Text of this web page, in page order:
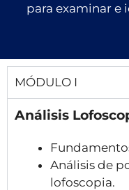
para examinar e
MÓDULO I
Análisis
Análisis de
lofoscopia.